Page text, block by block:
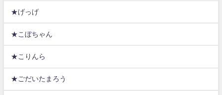
★げっげ
★こぼちゃん
★こりんら
★ごだいたまろう